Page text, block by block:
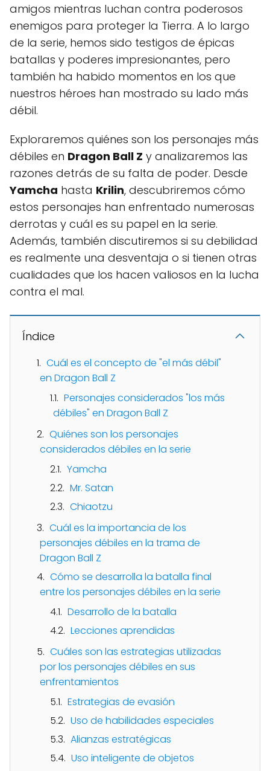
amigos mientras luchan contra poderosos
enemigos para proteger la Tierra. A lo largo
de la serie, hemos sido testigos de épicas
batallas y poderes impresionantes, pero
también ha habido momentos en los que
nuestros héroes han mostrado su lado más
débil.
Exploraremos quiénes son los personajes más
débiles en Dragon Ball Z y analizaremos las
razones detrás de su falta de poder. Desde
Yamcha hasta Krilin, descubriremos cómo
estos personajes han enfrentado numerosas
derrotas y cuál es su papel en la serie.
Además, también discutiremos si su debilidad
es realmente una desventaja o si tienen otras
cualidades que los hacen valiosos en la lucha
contra el mal.
Índice
Cuál es el concepto de "el más débil"
en Dragon Ball Z
Personajes considerados "los más
débiles" en Dragon Ball Z
Quiénes son los personajes
considerados débiles en la serie
Yamcha
Mr. Satan
Chiaotzu
Cuál es la importancia de los
personajes débiles en la trama de
Dragon Ball Z
Cómo se desarrolla la batalla final
entre los personajes débiles en la serie
Desarrollo de la batalla
Lecciones aprendidas
Cuáles son las estrategias utilizadas
por los personajes débiles en sus
enfrentamientos
Estrategias de evasión
Uso de habilidades especiales
Alianzas estratégicas
Uso inteligente de objetos